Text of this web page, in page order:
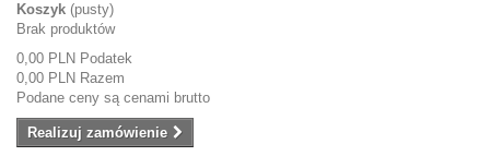
Koszyk (pusty)
Brak produktów
0,00 PLN Podatek
0,00 PLN Razem
Podane ceny są cenami brutto
Realizuj zamówienie